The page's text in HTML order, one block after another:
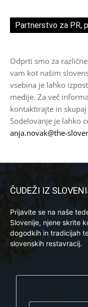
Partnerstvo za PR,
Odprti smo za
vam kot našim
vsebina je lahko
medije. Za več
kontaktirajte in
Sodelovanje je lahko
anja.novak@the-
ČUDEŽI IZ
Prijavite se na naše
Slovenije, njene skrite
dogodkih in tradicijah
slovenskih restavracij.